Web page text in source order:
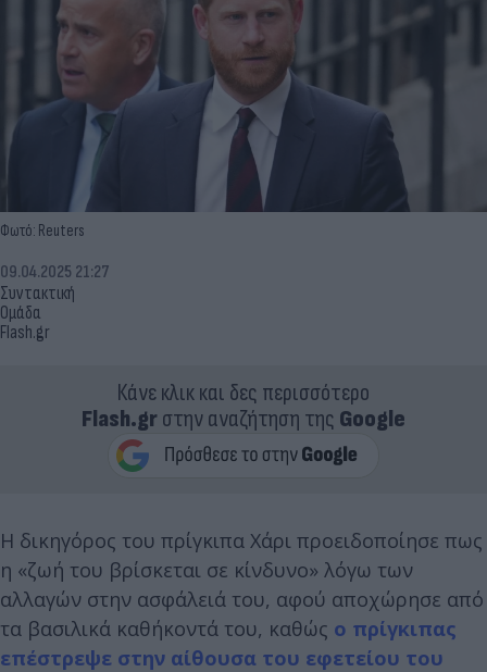
Φωτό: Reuters
Συντακτική
Ομάδα
Flash.gr
09.04.2025 21:27
Κάνε κλικ και δες περισσότερο
Flash.grστην αναζήτηση της Google
Η δικηγόρος του πρίγκιπα Χάρι προειδοποίησε πως
η «ζωή του βρίσκεται σε κίνδυνο» λόγω των
αλλαγών στην ασφάλειά του, αφού αποχώρησε από
τα βασιλικά καθήκοντά του, καθώς ο πρίγκιπας
επέστρεψε στην αίθουσα του εφετείου του